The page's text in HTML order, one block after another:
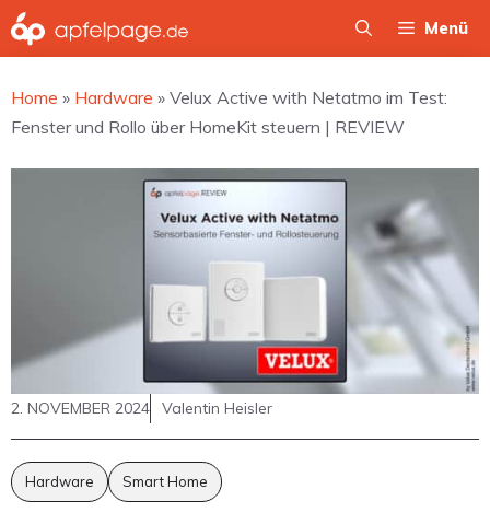
Zum
Inhalt
Menü
Home » Hardware » Velux Active with Netatmo im Test:
Fenster und Rollo über HomeKit steuern | REVIEW
2. NOVEMBER 2024 Valentin Heisler
Hardware Smart Home